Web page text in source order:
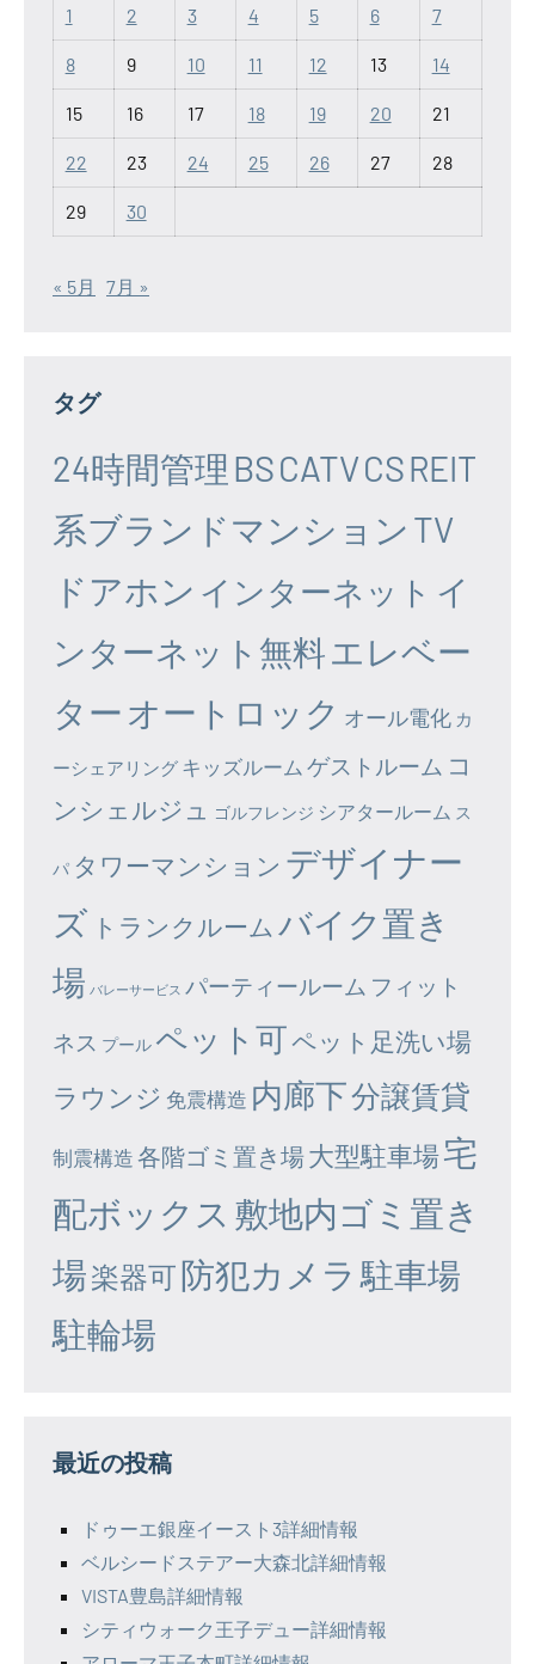
1 2 3 4 5 6 7
8 9 10 11 12 13 14
15 16 17 18 19 20 21
22 23 24 25 26 27 28
29 30
« 5月 7月 »
タグ
24時間管理 BSCATVCSREIT
系ブランドマンション TV
ドアホン インターネット イ
ンターネット無料エレベー
ター オートロック オール電化 カ
ーシェアリング キッズルーム ゲストルーム コ
ンシェルジュ
ゴルフレンジ シアタールーム ス
パ タワーマンション デザイナー
ズ トランクルーム バイク置き
場 バレーサービス パーティールーム フィット
ネス プール ペット可ペット足洗い場
ラウンジ 免震構造 内廊下分譲賃貸
制震構造 各階ゴミ置き場大型駐車場宅
配ボックス 敷地内ゴミ置き
場楽器可防犯カメラ 駐車場
駐輪場
最近の投稿
ドゥーエ銀座イースト3詳細情報
ベルシードステアー大森北詳細情報
VISTA豊島詳細情報
シティウォーク王子デュー詳細情報